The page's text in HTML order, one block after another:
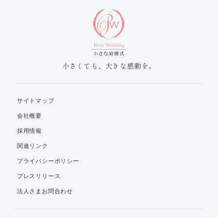
小さくても、大きな感動を。
サイトマップ
会社概要
採用情報
関連リンク
プライバシーポリシー
プレスリリース
法人さまお問合わせ